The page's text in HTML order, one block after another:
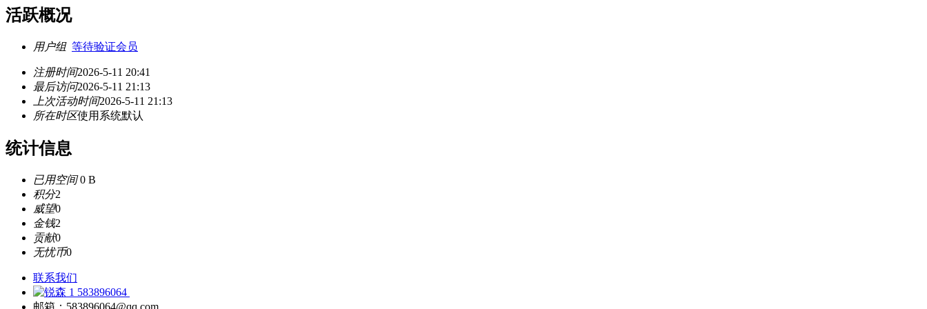
活跃概况
用户组 等待验证会员
注册时间2026-5-11 20:41
最后访问2026-5-11 21:13
上次活动时间2026-5-11 21:13
所在时区使用系统默认
统计信息
已用空间0 B
积分2
威望0
金钱2
贡献0
无忧币0
联系我们
583896064
邮箱：583896064@qq.com